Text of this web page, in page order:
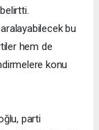
bu
hem de
konu
parti